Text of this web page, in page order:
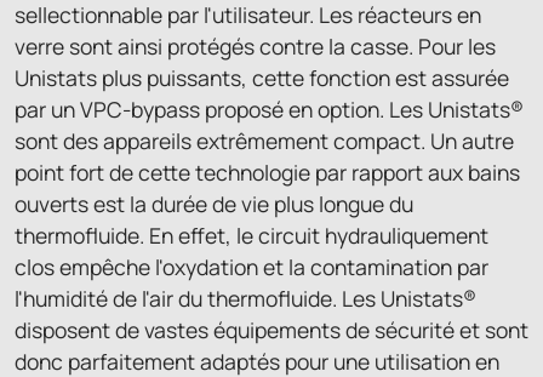
sellectionnable par l'utilisateur. Les réacteurs en
verre sont ainsi protégés contre la casse. Pour les
Unistats plus puissants, cette fonction est assurée
par un VPC-bypass proposé en option. Les Unistats®
sont des appareils extrêmement compact. Un autre
point fort de cette technologie par rapport aux bains
ouverts est la durée de vie plus longue du
thermofluide. En effet, le circuit hydrauliquement
clos empêche l'oxydation et la contamination par
l'humidité de l'air du thermofluide. Les Unistats®
disposent de vastes équipements de sécurité et sont
donc parfaitement adaptés pour une utilisation en